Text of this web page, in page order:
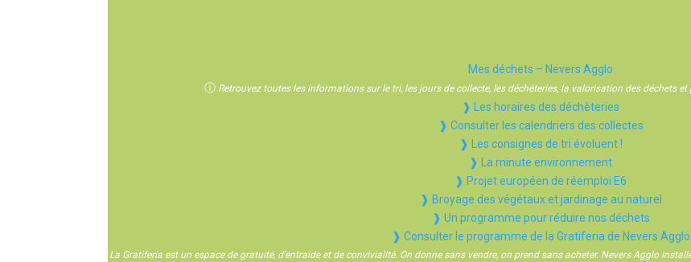
Mes déchets – Nevers Agglo
ⓘ Retrouvez toutes les informations sur le tri, les jours de collecte, les déchèteries, la valorisation des déchets
❱ Les horaires des déchèteries
❱ Consulter les calendriers des collectes
❱ Les consignes de tri évoluent !
❱ La minute environnement
❱ Projet européen de réemploi E6
❱ Broyage des végétaux et jardinage au naturel
❱ Un programme pour réduire nos déchets
❱ Consulter le programme de la Gratiferia de Nevers Agglo
La Gratiferia est un espace de gratuité, d’entraide et de convivialité. On donne sans vendre, on prend sans acheter. Nevers Agglo